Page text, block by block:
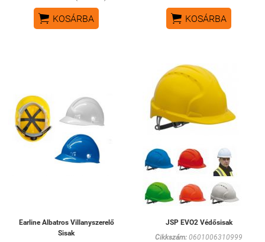
 KOSÁRBA  KOSÁRBA
Earline Albatros Villanyszerelő
Sisak
JSP EVO2 Védősisak
Cikkszám: 0601006310999